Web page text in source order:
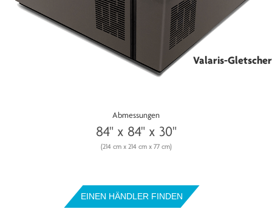
Valaris-Gletscher
Abmessungen
84" x 84" x 30"
(214 cm x 214 cm x 77 cm)
EINEN HÄNDLER FINDEN